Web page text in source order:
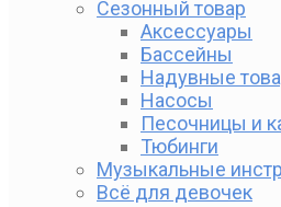
Сезонный товар
Аксессуары
Бассейны
Надувные
Насосы
Песочницы и
Тюбинги
Музыкальные
Всё для девочек